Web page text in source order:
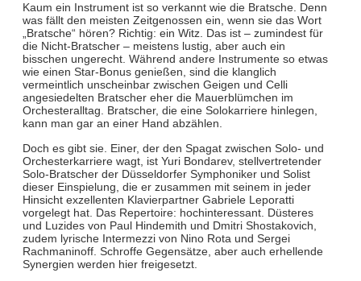
Kaum ein Instrument ist so verkannt wie die Bratsche. Denn
was fällt den meisten Zeitgenossen ein, wenn sie das Wort
„Bratsche“ hören? Richtig: ein Witz. Das ist – zumindest für
die Nicht-Bratscher – meistens lustig, aber auch ein
bisschen ungerecht. Während andere Instrumente so etwas
wie einen Star-Bonus genießen, sind die klanglich
vermeintlich unscheinbar zwischen Geigen und Celli
angesiedelten Bratscher eher die Mauerblümchen im
Orchesteralltag. Bratscher, die eine Solokarriere hinlegen,
kann man gar an einer Hand abzählen.
Doch es gibt sie. Einer, der den Spagat zwischen Solo- und
Orchesterkarriere wagt, ist Yuri Bondarev, stellvertretender
Solo-Bratscher der Düsseldorfer Symphoniker und Solist
dieser Einspielung, die er zusammen mit seinem in jeder
Hinsicht exzellenten Klavierpartner Gabriele Leporatti
vorgelegt hat. Das Repertoire: hochinteressant. Düsteres
und Luzides von Paul Hindemith und Dmitri Shostakovich,
zudem lyrische Intermezzi von Nino Rota und Sergei
Rachmaninoff. Schroffe Gegensätze, aber auch erhellende
Synergien werden hier freigesetzt.